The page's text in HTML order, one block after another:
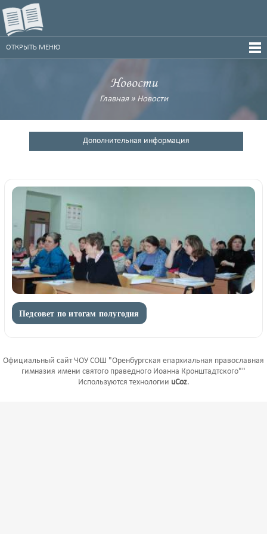
ОТКРЫТЬ МЕНЮ
Новости
Главная» Новости
Дополнительная информация
Педсовет по итогам полугодия
Официальный сайт ЧОУ СОШ "Оренбургская епархиальная православная
гимназия имени святого праведного Иоанна Кронштадтского""
Используются технологии uCoz.